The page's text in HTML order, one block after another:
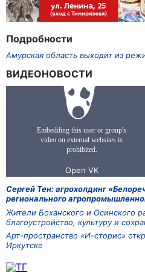
Подробности
Амурская область выходит из
ВИДЕОНОВОСТИ
Сергей Тен: агрохолдинг
регионального
Жители Боханского и Осинского
благоустройство, культуру и
Арт-пространство «И-сторис»
Иркутске